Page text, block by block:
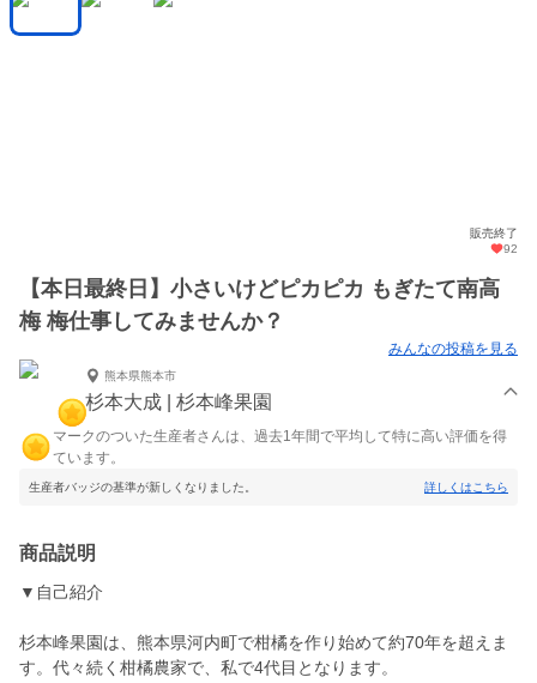
販売終了
92
【本日最終日】小さいけどピカピカ もぎたて南高
梅 梅仕事してみませんか？
みんなの投稿を見る
熊本県熊本市
杉本大成 | 杉本峰果園
マークのついた生産者さんは、過去1年間で平均して特に高い評価を得
ています。
生産者バッジの基準が新しくなりました。 詳しくはこちら
商品説明
▼自己紹介
杉本峰果園は、熊本県河内町で柑橘を作り始めて約70年を超えま
す。代々続く柑橘農家で、私で4代目となります。